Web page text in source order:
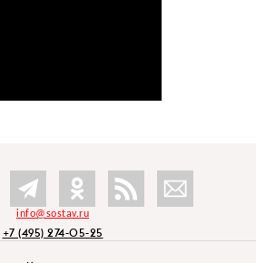
info@sostav.ru
+7 (495) 274-05-25